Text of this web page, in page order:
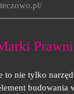
to nie tylko
budowania